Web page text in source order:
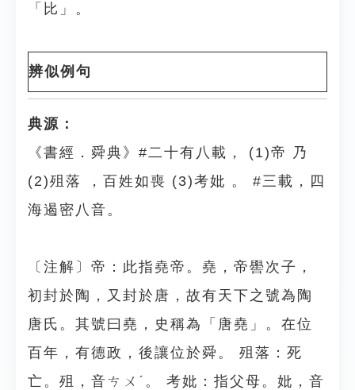
「比」。
辨似例句
典源：
《書經．舜典》#二十有八載， (1)帝 乃
(2)殂落 ，百姓如喪 (3)考妣 。 #三載，四
海遏密八音。
〔注解〕帝：此指堯帝。堯，帝嚳次子，
初封於陶，又封於唐，故有天下之號為陶
唐氏。其號曰堯，史稱為「唐堯」。在位
百年，有德政，後讓位於舜。 殂落：死
亡。殂，音ㄘㄨˊ。 考妣：指父母。妣，音